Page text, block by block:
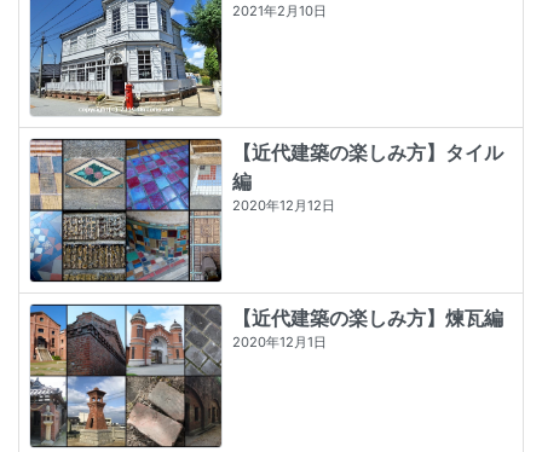
2021年2月10日
【近代建築の楽しみ方】タイル
編
2020年12月12日
【近代建築の楽しみ方】煉瓦編
2020年12月1日